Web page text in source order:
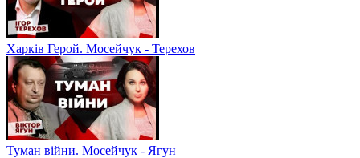
Харків Герой. Мосейчук - Терехов
Туман війни. Мосейчук - Ягун